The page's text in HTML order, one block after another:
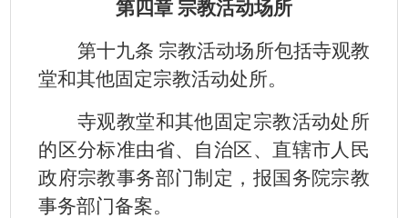
第四章 宗教活动场所
第十九条 宗教活动场所包括寺观教
堂和其他固定宗教活动处所。
寺观教堂和其他固定宗教活动处所
的区分标准由省、自治区、直辖市人民
政府宗教事务部门制定，报国务院宗教
事务部门备案。